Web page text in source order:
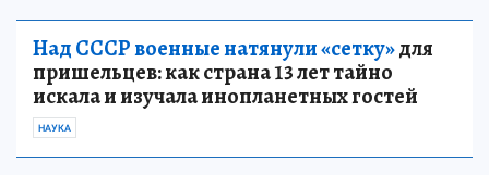
Над СССР военные натянули «сетку»для
пришельцев: как страна 13 лет тайно
искала и изучала инопланетных гостей
НАУКА